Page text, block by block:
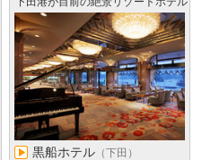
黒船ホテル （下田）